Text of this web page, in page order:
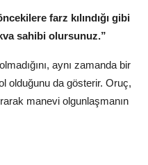
farz kılındığı gibi
sahibi olursunuz.”
aynı zamanda bir
olduğunu da gösterir. Oruç,
manevi olgunlaşmanın